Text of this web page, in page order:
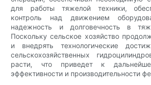
для работы тяжелой техники,
контроль над движением
надежность и долговечность в
Поскольку сельское хозяйство
и внедрять технологические
сельскохозяйственных
расти, что приведет к
эффективности и производительности